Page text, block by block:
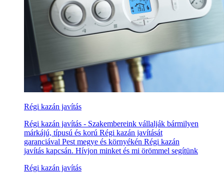
Régi kazán javítás
Régi kazán javítás - Szakembereink vállalják bármilyen
márkájú, típusú és korú Régi kazán javítását
garanciával Pest megye és környékén Régi kazán
javítás kapcsán. Hívjon minket és mi örömmel segítünk
Régi kazán javítás